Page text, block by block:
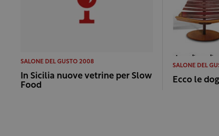
SALONE DEL GUSTO 2008
In Sicilia nuove vetrine per Slow
Food
SALONE DEL
Ecco le